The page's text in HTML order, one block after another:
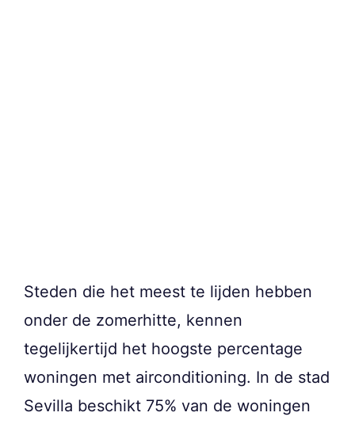
Steden die het meest te lijden hebben
onder de zomerhitte, kennen
tegelijkertijd het hoogste percentage
woningen met airconditioning. In de stad
Sevilla beschikt 75% van de woningen